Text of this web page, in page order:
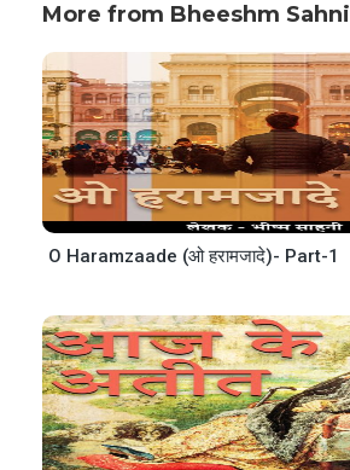
More from Bheeshm Sahni
O Haramzaade (ओ हरामजादे)- Part-1